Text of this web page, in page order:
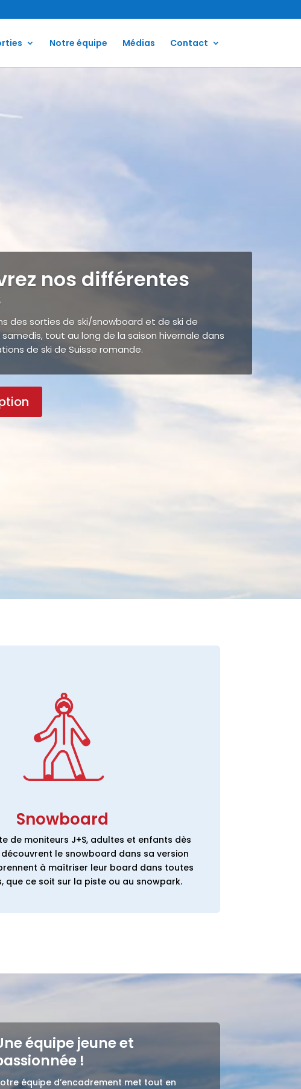
Notre équipe Médias Contact
nos différentes
des sorties de ski/snowboard et de ski de
tout au long de la saison hivernale dans
de ski de Suisse romande.
Snowboard
de moniteurs J+S, adultes et enfants dès
découvrent le snowboard dans sa version
à maîtriser leur board dans toutes
que ce soit sur la piste ou au snowpark.
équipe jeune et
!
équipe d’encadrement met tout en